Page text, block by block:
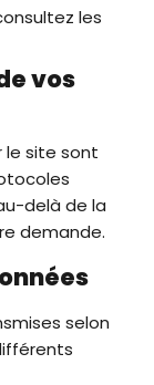
les
vos
le site sont
delà de la
demande.
selon